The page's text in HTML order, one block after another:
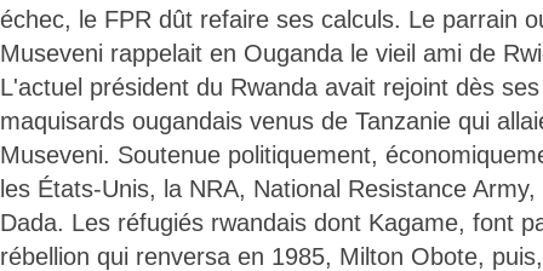
échec, le FPR dût refaire ses calculs. Le parrain
Museveni rappelait en Ouganda le vieil ami de
L'actuel président du Rwanda avait rejoint dès
maquisards ougandais venus de Tanzanie qui
Museveni. Soutenue politiquement,
les États-Unis, la NRA, National Resistance
Dada. Les réfugiés rwandais dont Kagame, font
rébellion qui renversa en 1985, Milton Obote,